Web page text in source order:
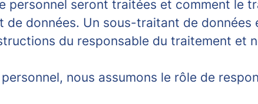
personnel seront traitées et comment le
données. Un sous-traitant de
du responsable du traitement et
nous assumons le rôle de